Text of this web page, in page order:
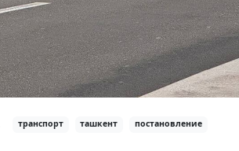
транспорт ташкент постановление